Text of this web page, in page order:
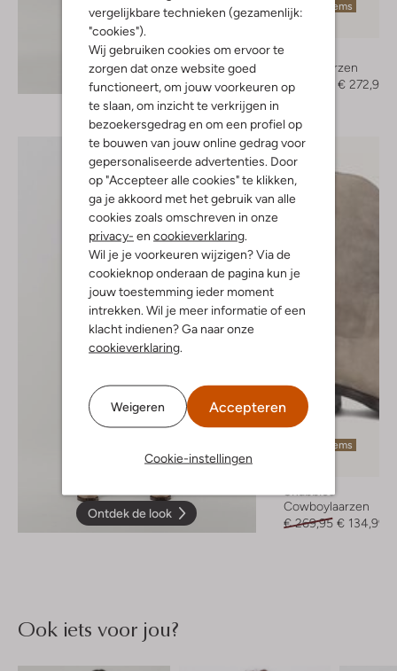
vergelijkbare technieken (gezamenlijk:
"cookies").
Wij gebruiken cookies om ervoor te
zorgen dat onze website goed
functioneert, om jouw voorkeuren op
te slaan, om inzicht te verkrijgen in
bezoekersgedrag en om een profiel op
te bouwen van jouw online gedrag voor
gepersonaliseerde advertenties. Door
op "Accepteer alle cookies" te klikken,
ga je akkoord met het gebruik van alle
cookies zoals omschreven in onze
privacy- en cookieverklaring.
Wil je je voorkeuren wijzigen? Via de
cookieknop onderaan de pagina kun je
jouw toestemming ieder moment
intrekken. Wil je meer informatie of een
klacht indienen? Ga naar onze
cookieverklaring.
Weigeren Accepteren
Cookie-instellingen
Ontdek de look
Laatste items
Toral
Hoge laarzen
€ 389,95
€ 272,99
Ontdek de look
Laatste items
Shabbies
Cowboylaarzen
€ 269,95 € 134,99
Ook iets voor jou?